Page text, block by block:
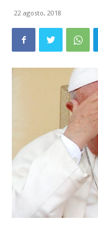
22 agosto, 2018